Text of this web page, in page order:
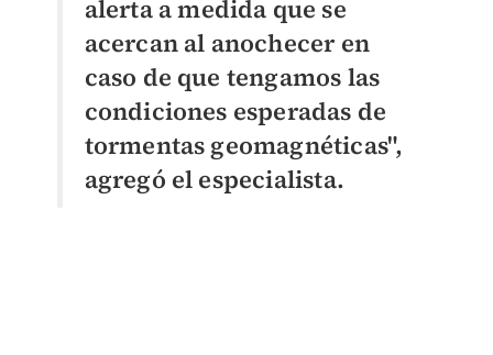
alerta a medida que se
acercan al anochecer en
caso de que tengamos las
condiciones esperadas de
tormentas geomagnéticas",
agregó el especialista.